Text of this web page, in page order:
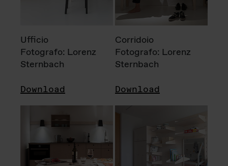
Ufficio
Fotografo: Lorenz
Sternbach
Download
Corridoio
Fotografo: Lorenz
Sternbach
Download